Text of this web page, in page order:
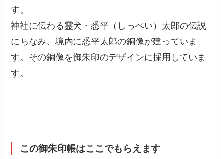
す。
神社に伝わる霊犬・悉平（しっぺい）太郎の伝説
にちなみ、境内に悉平太郎の銅像が建っていま
す。その銅像を御朱印のデザインに採用していま
す。
この御朱印帳はここでもらえます